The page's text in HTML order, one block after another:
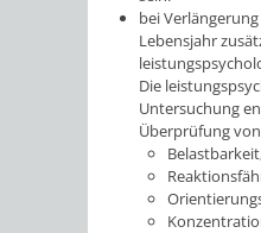
bei
Lebensjahr
Die
Untersuchung
Überprüfung von